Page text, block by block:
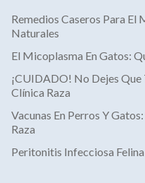
Remedios Caseros Para El
Naturales
El Micoplasma En Gatos:
¡CUIDADO! No Dejes Que
Clínica Raza
Vacunas En Perros Y
Raza
Peritonitis Infecciosa